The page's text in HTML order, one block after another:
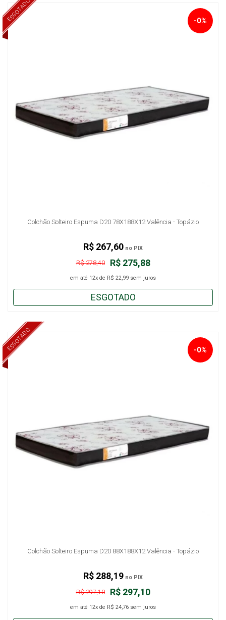
ESGOTADO
Colchão Solteiro Espuma D20 78X188X12 Valência - Topázio
R$ 275,88
R$ 278,40
-0%
em até 12x de R$ 22,99 sem juros
R$ 267,60 no PIX
ESGOTADO
ESGOTADO
Colchão Solteiro Espuma D20 88X188X12 Valência - Topázio
R$ 297,10
R$ 297,10
-0%
em até 12x de R$ 24,76 sem juros
R$ 288,19 no PIX